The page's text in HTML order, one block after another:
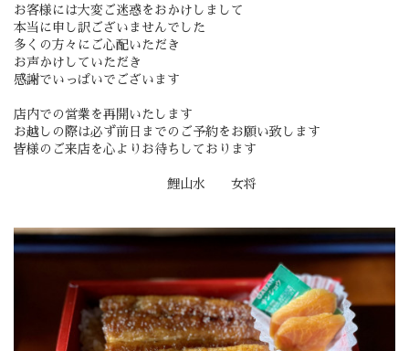
お客様には大変ご迷惑をおかけしまして
本当に申し訳ございませんでした
多くの方々にご心配いただき
お声かけしていただき
感謝でいっぱいでございます
店内での営業を再開いたします
お越しの際は必ず前日までのご予約をお願い致します
皆様のご来店を心よりお待ちしております
鯉山水 女将